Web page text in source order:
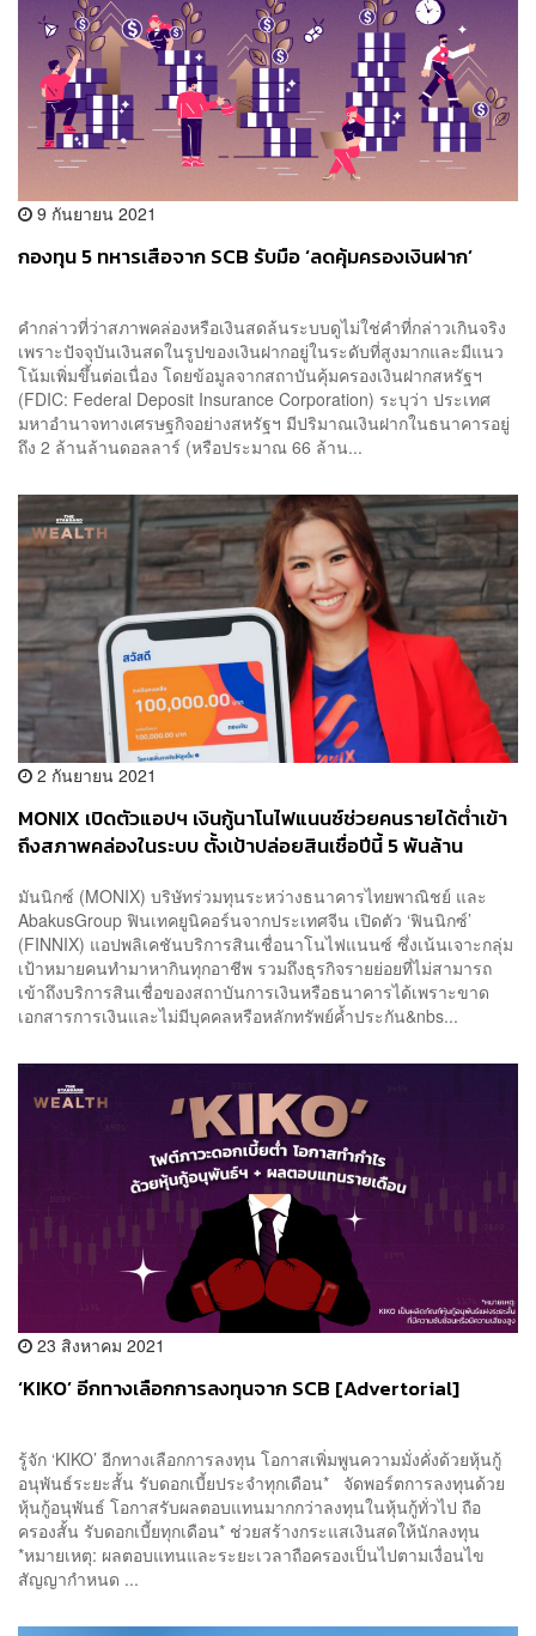
9 กันยายน 2021
กองทุน 5 ทหารเสือจาก SCB รับมือ ‘ลดคุ้มครองเงินฝาก’
คำกล่าวที่ว่าสภาพคล่องหรือเงินสดล้นระบบดูไม่ใช่คำที่กล่าวเกินจริง
เพราะปัจจุบันเงินสดในรูปของเงินฝากอยู่ในระดับที่สูงมากและมีแนว
โน้มเพิ่มขึ้นต่อเนื่อง โดยข้อมูลจากสถาบันคุ้มครองเงินฝากสหรัฐฯ
(FDIC: Federal Deposit Insurance Corporation) ระบุว่า ประเทศ
มหาอำนาจทางเศรษฐกิจอย่างสหรัฐฯ มีปริมาณเงินฝากในธนาคารอยู่
ถึง 2 ล้านล้านดอลลาร์ (หรือประมาณ 66 ล้าน...
2 กันยายน 2021
MONIX เปิดตัวแอปฯ เงินกู้นาโนไฟแนนซ์ช่วยคนรายได้ต่ำเข้า
ถึงสภาพคล่องในระบบ ตั้งเป้าปล่อยสินเชื่อปีนี้ 5 พันล้าน
มันนิกซ์ (MONIX) บริษัทร่วมทุนระหว่างธนาคารไทยพาณิชย์ และ
AbakusGroup ฟินเทคยูนิคอร์นจากประเทศจีน เปิดตัว ‘ฟินนิกซ์’
(FINNIX) แอปพลิเคชันบริการสินเชื่อนาโนไฟแนนซ์ ซึ่งเน้นเจาะกลุ่ม
เป้าหมายคนทำมาหากินทุกอาชีพ รวมถึงธุรกิจรายย่อยที่ไม่สามารถ
เข้าถึงบริการสินเชื่อของสถาบันการเงินหรือธนาคารได้เพราะขาด
เอกสารการเงินและไม่มีบุคคลหรือหลักทรัพย์ค้ำประกัน&nbs...
23 สิงหาคม 2021
‘KIKO’ อีกทางเลือกการลงทุนจาก SCB [Advertorial]
รู้จัก ‘KIKO’ อีกทางเลือกการลงทุน โอกาสเพิ่มพูนความมั่งคั่งด้วยหุ้นกู้
อนุพันธ์ระยะสั้น รับดอกเบี้ยประจำทุกเดือน* จัดพอร์ตการลงทุนด้วย
หุ้นกู้อนุพันธ์ โอกาสรับผลตอบแทนมากกว่าลงทุนในหุ้นกู้ทั่วไป ถือ
ครองสั้น รับดอกเบี้ยทุกเดือน* ช่วยสร้างกระแสเงินสดให้นักลงทุน
*หมายเหตุ: ผลตอบแทนและระยะเวลาถือครองเป็นไปตามเงื่อนไข
สัญญากำหนด ...